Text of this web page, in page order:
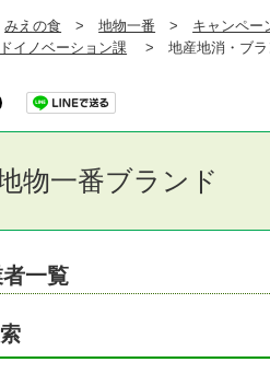
みえの食 > 地物一番 > キャンペー
イノベーション課 > 地産地消・ブ
物一番ブランド
一覧